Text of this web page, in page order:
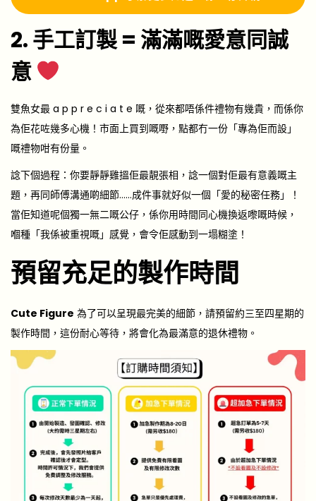
2. 手工訂製 = 滿滿嘅愛意同誠
意
雙魚女最 a p p r e c i a t e 嘅，從來都唔係件禮物有幾貴，而係你
為佢花咗幾多心機！市面上買到嘅嘢，點都冇一份「專為佢而設」
嘅禮物咁有份量。
諗下個過程：你要靜靜雞搵佢最靚張相，諗一個對佢最有意義嘅主
題，再同師傅溝通啲細節……成件事就好似一個「愛的秘密任務」！
當佢知道呢個獨一無二嘅公仔，係你用時間同心機換返嚟嘅時候，
嗰種「我係被重視嘅」感覺，會令佢感動到一塌糊塗！
預留充足的製作時間
Cute Figure 為了可以呈現最完美的細節，請預留約三至四星期的
製作時間，這份耐心等待，將會化為最滿意的退休禮物 。